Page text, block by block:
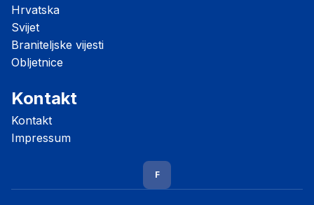
Hrvatska
Svijet
Braniteljske vijesti
Obljetnice
Kontakt
Kontakt
Impressum
F